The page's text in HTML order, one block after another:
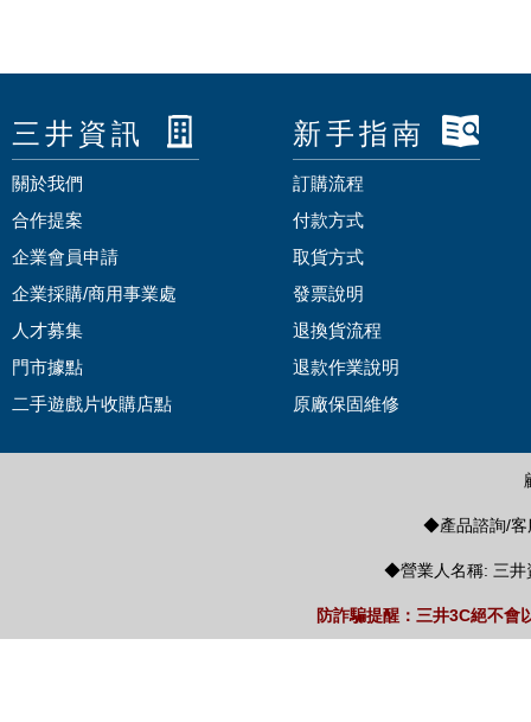
三井資訊
關於我們
合作提案
企業會員申請
企業採購/商用事業處
人才募集
門市據點
二手遊戲片收購店點
新手指南
訂購流程
付款方式
取貨方式
發票說明
退換貨流程
退款作業說明
原廠保固維修
◆產品諮詢/客
◆營業人名稱: 三井
防詐騙提醒：三井3C絕不會